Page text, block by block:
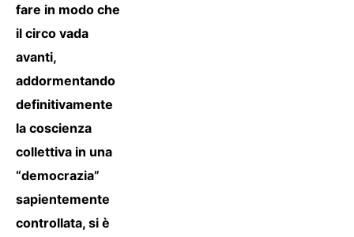
fare in modo che
il circo vada
avanti,
addormentando
definitivamente
la coscienza
collettiva in una
“democrazia”
sapientemente
controllata, si è